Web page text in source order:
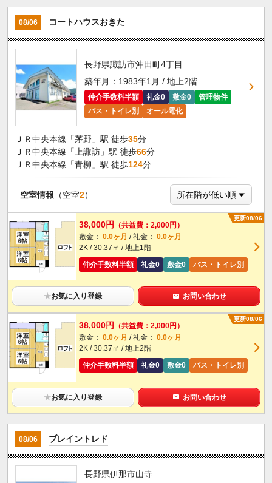
08/06 コートハウスおきた
長野県諏訪市沖田町4丁目
築年月：1983年1月 / 地上2階
仲介手数料半額 礼金0 敷金0
管理物件
バス・トイレ別
オール電化
ＪＲ中央本線「茅野」駅 徒歩35分
ＪＲ中央本線「上諏訪」駅 徒歩66分
ＪＲ中央本線「青柳」駅 徒歩124分
空室情報 （空室2）
更新08/06
38,000円
（共益費：2,000円）
敷金： 0.0ヶ月 / 礼金： 0.0ヶ月
2K / 30.37㎡ / 地上1階
仲介手数料半額
礼金0 敷金0 バス・トイレ別
★お気に入り登録 お問い合わせ
更新08/06
38,000円
（共益費：2,000円）
敷金： 0.0ヶ月 / 礼金： 0.0ヶ月
2K / 30.37㎡ / 地上2階
仲介手数料半額
礼金0 敷金0 バス・トイレ別
★お気に入り登録 お問い合わせ
08/06 ブレイントレド
長野県伊那市山寺